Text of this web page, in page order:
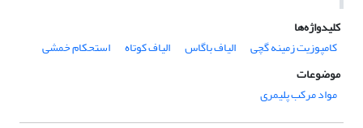
کلیدواژه‌ها
کامپوزیت زمینه گچی
الیاف باگاس الیاف کوتاه
استحکام خمشی
موضوعات
مواد مرکب پلیمری